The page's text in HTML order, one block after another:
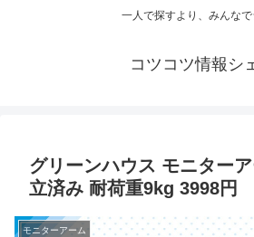
一人で探すより、みんなで
コツコツ情報シ
グリーンハウス モニター
立済み 耐荷重9kg 3998円
モニターアーム